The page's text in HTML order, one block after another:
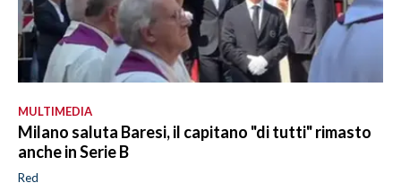
MULTIMEDIA
Milano saluta Baresi, il capitano "di tutti" rimasto
anche in Serie B
Red